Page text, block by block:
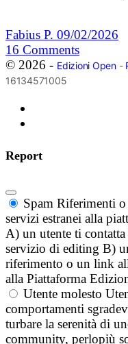
Fabius P. 09/02/2026
16 Comments
© 2026 - Edizioni Open-
16134571005
Report
Spam Riferimenti
servizi estranei alla
A) un utente ti
servizio di editing B)
riferimento o un link
alla Piattaforma
Utente molesto
comportamenti
turbare la serenità di
community, perlopiù